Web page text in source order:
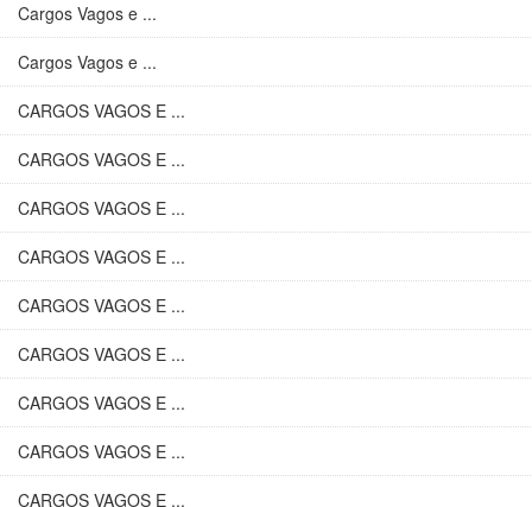
Cargos Vagos e ...
Cargos Vagos e ...
CARGOS VAGOS E ...
CARGOS VAGOS E ...
CARGOS VAGOS E ...
CARGOS VAGOS E ...
CARGOS VAGOS E ...
CARGOS VAGOS E ...
CARGOS VAGOS E ...
CARGOS VAGOS E ...
CARGOS VAGOS E ...